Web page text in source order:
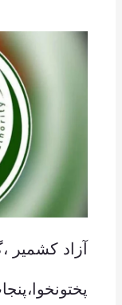
آزاد کشمیر